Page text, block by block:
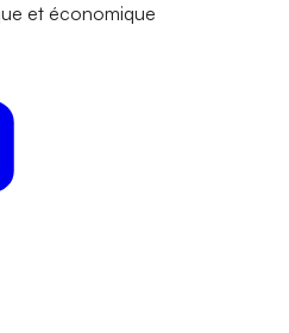
et économique